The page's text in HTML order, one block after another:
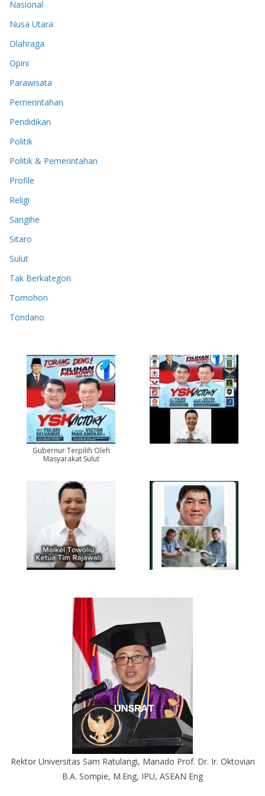
Nasional
Nusa Utara
Olahraga
Opini
Parawisata
Pemerintahan
Pendidikan
Politik
Politik & Pemerintahan
Profile
Religi
Sangihe
Sitaro
Sulut
Tak Berkategori
Tomohon
Tondano
Gubernur Terpilih Oleh
Masyarakat Sulut
Rektor Universitas Sam Ratulangi, Manado Prof. Dr. Ir. Oktovian
B.A. Sompie, M.Eng, IPU, ASEAN Eng